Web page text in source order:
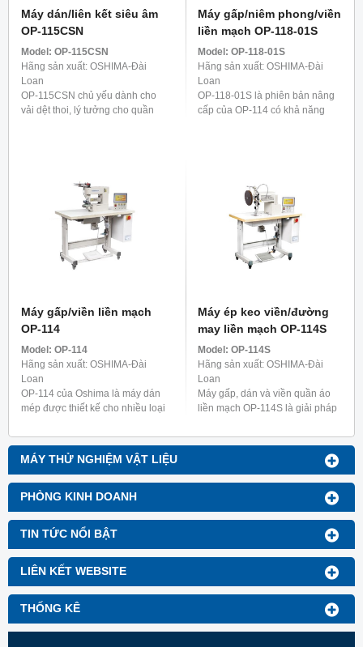
MÁY THỬ NGHIỆM VẬT LIỆU
PHÒNG KINH DOANH
TIN TỨC NỔI BẬT
LIÊN KẾT WEBSITE
THỐNG KÊ
Máy dán/liên kết siêu âm
OP-115CSN
Model: OP-115CSN
Hãng sản xuất: OSHIMA-Đài
Loan
OP-115CSN chủ yếu dành cho
vải dệt thoi, lý tưởng cho quần
Máy gấp/niêm phong/viền
liền mạch OP-118-01S
Model: OP-118-01S
Hãng sản xuất: OSHIMA-Đài
Loan
OP-118-01S là phiên bản nâng
cấp của OP-114 có khả năng
Máy gấp/viền liền mạch
OP-114
Model: OP-114
Hãng sản xuất: OSHIMA-Đài
Loan
OP-114 của Oshima là máy dán
mép được thiết kế cho nhiều loại
lót nữ, áo sơ mi và quần áo chức
năng như ...
Máy ép keo viền/đường
may liền mạch OP-114S
Model: OP-114S
Hãng sản xuất: OSHIMA-Đài
Loan
Máy gấp, dán và viền quần áo
liền mạch OP-114S là giải pháp
mặc khác nhau. Dòng S được